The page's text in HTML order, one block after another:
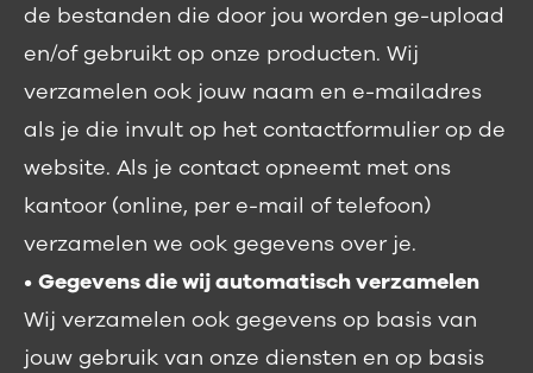
de bestanden die door jou worden ge-upload
en/of gebruikt op onze producten. Wij
verzamelen ook jouw naam en e-mailadres
als je die invult op het contactformulier op de
website. Als je contact opneemt met ons
kantoor (online, per e-mail of telefoon)
verzamelen we ook gegevens over je.
• Gegevens die wij automatisch verzamelen
Wij verzamelen ook gegevens op basis van
jouw gebruik van onze diensten en op basis